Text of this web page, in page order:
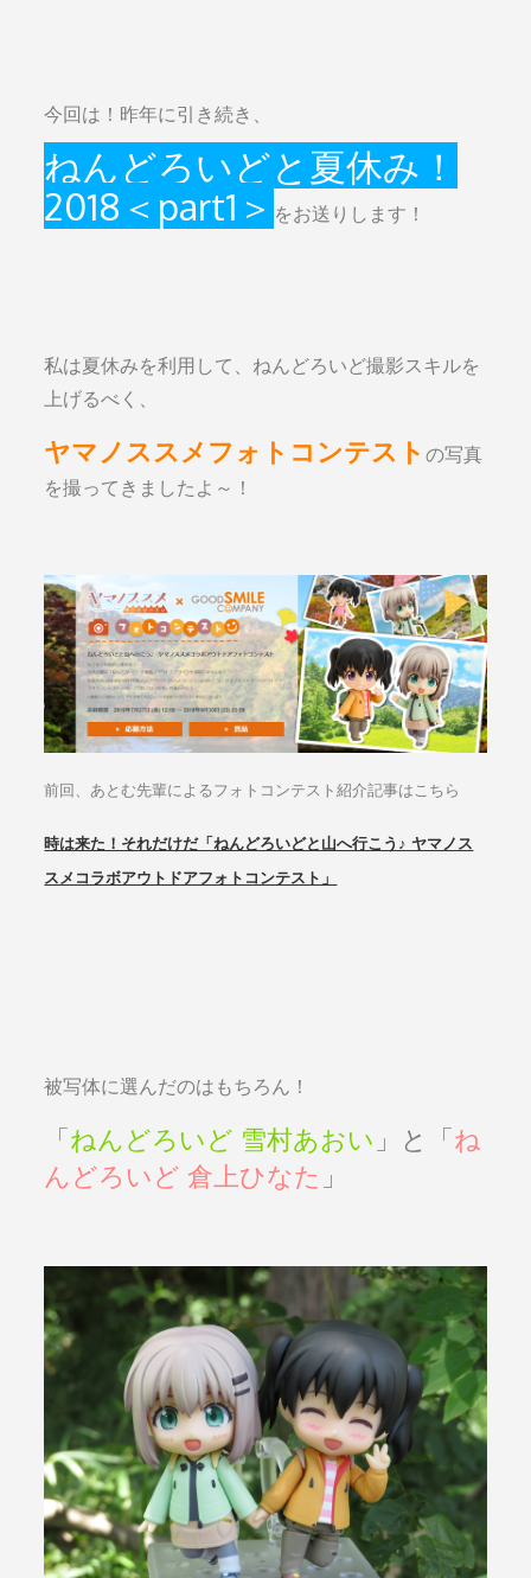
今回は！昨年に引き続き、
ねんどろいどと夏休み！
2018＜part1＞ をお送りします！
私は夏休みを利用して、ねんどろいど撮影スキルを
上げるべく、
ヤマノススメフォトコンテストの写真
を撮ってきましたよ～！
前回、あとむ先輩によるフォトコンテスト紹介記事はこちら
時は来た！それだけだ「ねんどろいどと山へ行こう♪ ヤマノス
スメコラボアウトドアフォトコンテスト」
被写体に選んだのはもちろん！
「ねんどろいど 雪村あおい 」と「ね
んどろいど 倉上ひなた 」